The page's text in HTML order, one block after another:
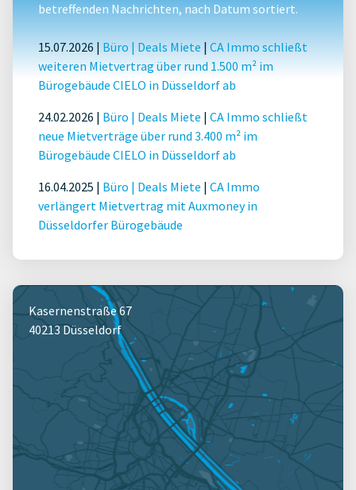
betreffenden Nachrichten, nach Datum sortiert.
15.07.2026 | Büro | Deals Miete | CA Immo schließt
weiteren Mietvertrag über rund 1.500 m² im
Bürogebäude CIELO in Düsseldorf ab
24.02.2026 | Büro | Deals Miete | CA Immo schließt
neue Mietverträge über rund 3.400 m² im
Bürogebäude CIELO in Düsseldorf ab
16.04.2025 | Büro | Deals Miete | CA Immo
verlängert Mietvertrag mit Auxmoney in
Düsseldorfer Bürogebäude
Kasernenstraße 67
40213 Düsseldorf